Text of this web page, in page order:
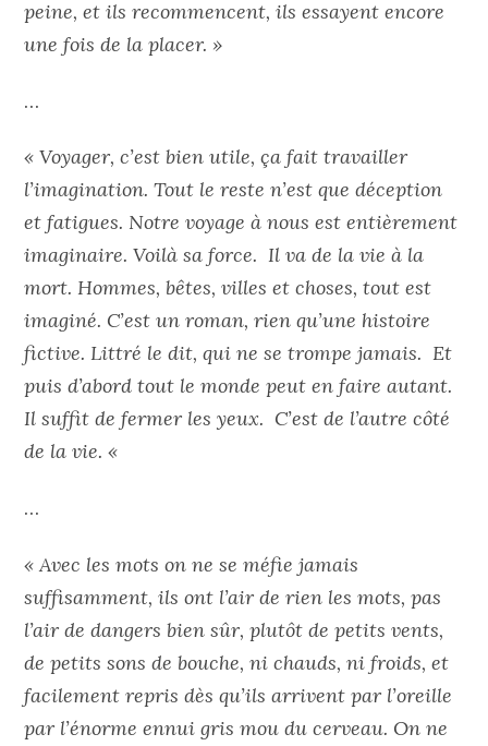
peine, et ils recommencent, ils essayent encore
une fois de la placer. »
…
« Voyager, c’est bien utile, ça fait travailler
l’imagination. Tout le reste n’est que déception
et fatigues. Notre voyage à nous est entièrement
imaginaire. Voilà sa force. Il va de la vie à la
mort. Hommes, bêtes, villes et choses, tout est
imaginé. C’est un roman, rien qu’une histoire
fictive. Littré le dit, qui ne se trompe jamais. Et
puis d’abord tout le monde peut en faire autant.
Il suffit de fermer les yeux. C’est de l’autre côté
de la vie. «
…
« Avec les mots on ne se méfie jamais
suffisamment, ils ont l’air de rien les mots, pas
l’air de dangers bien sûr, plutôt de petits vents,
de petits sons de bouche, ni chauds, ni froids, et
facilement repris dès qu’ils arrivent par l’oreille
par l’énorme ennui gris mou du cerveau. On ne